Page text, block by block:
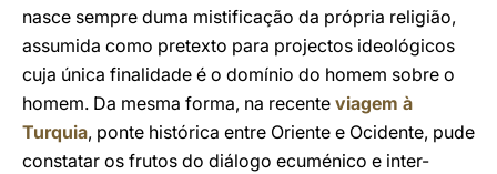
nasce sempre duma mistificação da própria religião,
assumida como pretexto para projectos ideológicos
cuja única finalidade é o domínio do homem sobre o
homem. Da mesma forma, na recente viagem à
Turquia, ponte histórica entre Oriente e Ocidente, pude
constatar os frutos do diálogo ecuménico e inter-